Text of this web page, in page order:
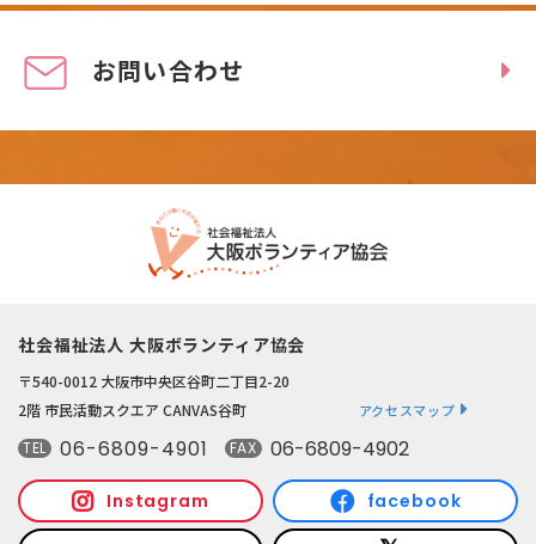
お問い合わせ
社会福祉法人 大阪ボランティア協会
〒540-0012 大阪市中央区谷町二丁目2-20
2階 市民活動スクエア CANVAS谷町
アクセスマップ
TEL 06-6809-4901 FAX 06-6809-4902
Instagram facebook